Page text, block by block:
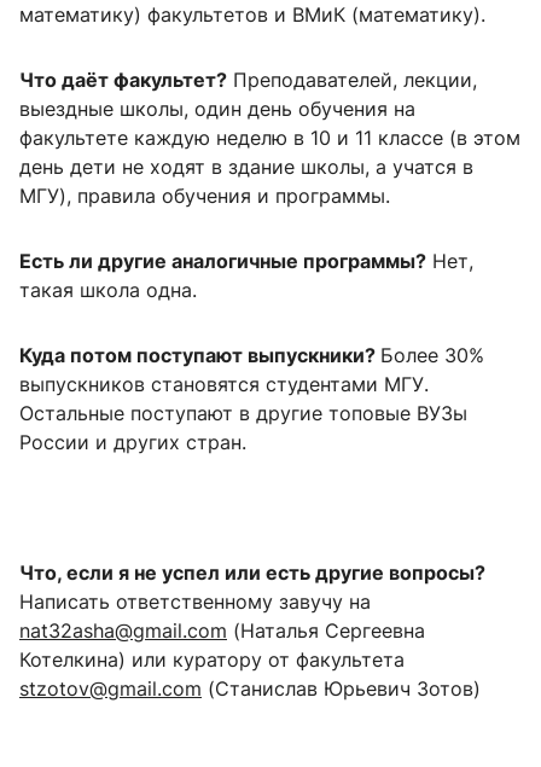
математику) факультетов и ВМиК (математику).
Что даёт факультет? Преподавателей, лекции,
выездные школы, один день обучения на
факультете каждую неделю в 10 и 11 классе (в этом
день дети не ходят в здание школы, а учатся в
МГУ), правила обучения и программы.
Есть ли другие аналогичные программы? Нет,
такая школа одна.
Куда потом поступают выпускники? Более 30%
выпускников становятся студентами МГУ.
Остальные поступают в другие топовые ВУЗы
России и других стран.
Что, если я не успел или есть другие вопросы?
Написать ответственному завучу на
nat32asha@gmail.com (Наталья Сергеевна
Котелкина) или куратору от факультета
stzotov@gmail.com (Станислав Юрьевич Зотов)